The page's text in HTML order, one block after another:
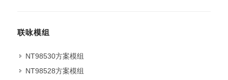
联咏模组
NT98530方案模组
NT98528方案模组